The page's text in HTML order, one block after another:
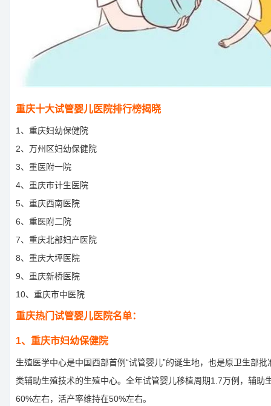
重庆十大试管婴儿医院排行榜揭晓
1、重庆妇幼保健院
2、万州区妇幼保健院
3、重医附一院
4、重庆市计生医院
5、重庆西南医院
6、重医附二院
7、重庆北部妇产医院
8、重庆大坪医院
9、重庆新桥医院
10、重庆市中医院
重庆热门试管婴儿医院名单：
1、重庆市妇幼保健院
生殖医学中心是中国西部首例“试管婴儿”的诞生地，也是原卫生部
类辅助生殖技术的生殖中心。全年试管婴儿移植周期1.7万例，辅助
60%左右，活产率维持在50%左右。